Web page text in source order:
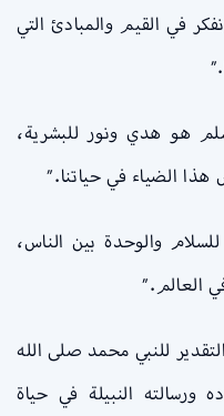
في القيم والمبادئ التي
هو هدي ونور للبشرية،
الضياء في حياتنا.”
والوحدة بين الناس،
العالم.”
للنبي محمد صلى الله
ورسالته النبيلة في حياة